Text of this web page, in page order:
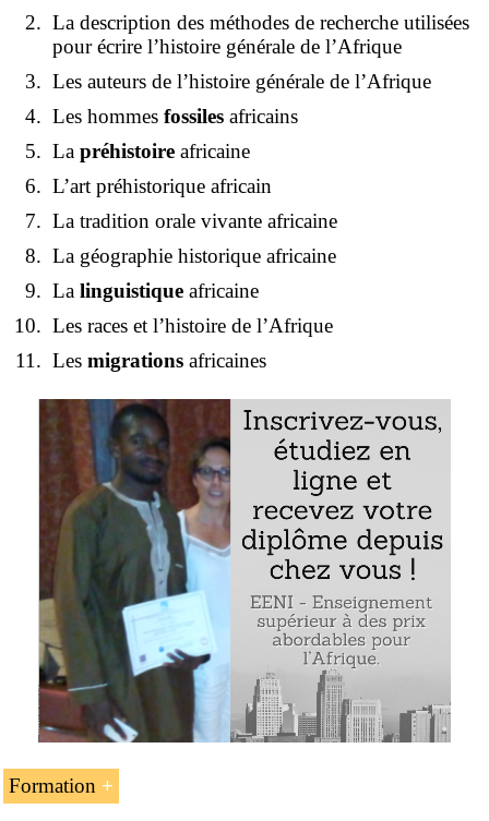
La description des méthodes de recherche utilisées
pour écrire l’histoire générale de l’Afrique
Les auteurs de l’histoire générale de l’Afrique
Les hommes fossiles africains
La préhistoire africaine
L’art préhistorique africain
La tradition orale vivante africaine
La géographie historique africaine
La linguistique africaine
Les races et l’histoire de l’Afrique
Les migrations africaines
Formation